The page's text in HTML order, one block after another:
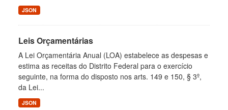
JSON
Leis Orçamentárias
A Lei Orçamentária Anual (LOA) estabelece as despesas e
estima as receitas do Distrito Federal para o exercício
seguinte, na forma do disposto nos arts. 149 e 150, § 3º,
da Lei...
JSON